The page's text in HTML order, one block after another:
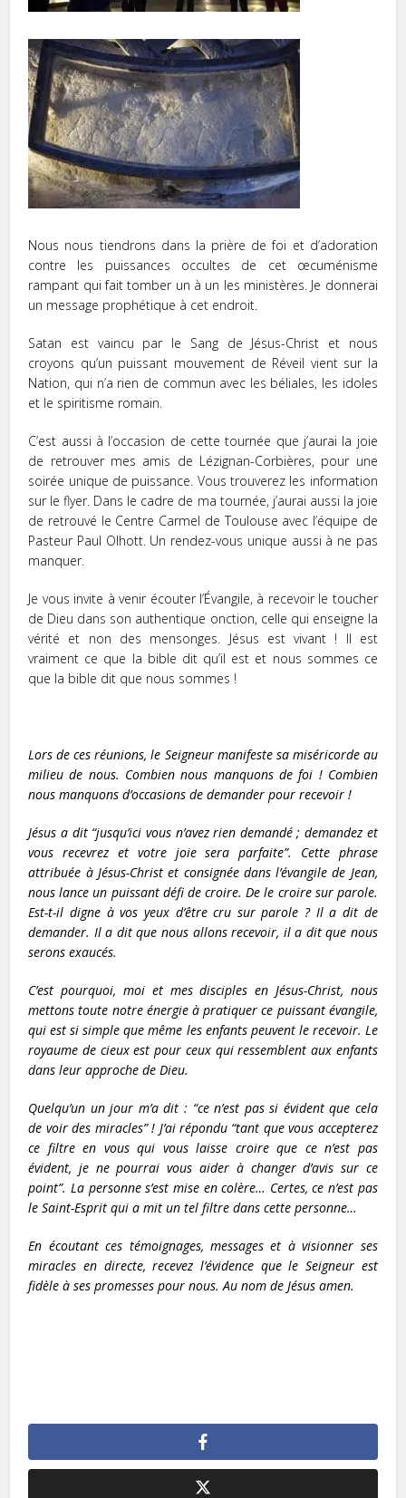
Nous nous tiendrons dans la prière de foi et d’adoration
contre les puissances occultes de cet œcuménisme
rampant qui fait tomber un à un les ministères. Je donnerai
un message prophétique à cet endroit.
Satan est vaincu par le Sang de Jésus-Christ et nous
croyons qu’un puissant mouvement de Réveil vient sur la
Nation, qui n’a rien de commun avec les béliales, les idoles
et le spiritisme romain.
C’est aussi à l’occasion de cette tournée que j’aurai la joie
de retrouver mes amis de Lézignan-Corbières, pour une
soirée unique de puissance. Vous trouverez les information
sur le flyer. Dans le cadre de ma tournée, j’aurai aussi la joie
de retrouvé le Centre Carmel de Toulouse avec l’équipe de
Pasteur Paul Olhott. Un rendez-vous unique aussi à ne pas
manquer.
Je vous invite à venir écouter l’Évangile, à recevoir le toucher
de Dieu dans son authentique onction, celle qui enseigne la
vérité et non des mensonges. Jésus est vivant ! Il est
vraiment ce que la bible dit qu’il est et nous sommes ce
que la bible dit que nous sommes !
Lors de ces réunions, le Seigneur manifeste sa miséricorde au
milieu de nous. Combien nous manquons de foi ! Combien
nous manquons d’occasions de demander pour recevoir !
Jésus a dit “jusqu’ici vous n’avez rien demandé ; demandez et
vous recevrez et votre joie sera parfaite”. Cette phrase
attribuée à Jésus-Christ et consignée dans l’évangile de Jean,
nous lance un puissant défi de croire. De le croire sur parole.
Est-t-il digne à vos yeux d’être cru sur parole ? Il a dit de
demander. Il a dit que nous allons recevoir, il a dit que nous
serons exaucés.
C’est pourquoi, moi et mes disciples en Jésus-Christ, nous
mettons toute notre énergie à pratiquer ce puissant évangile,
qui est si simple que même les enfants peuvent le recevoir. Le
royaume de cieux est pour ceux qui ressemblent aux enfants
dans leur approche de Dieu.
Quelqu’un un jour m’a dit : “ce n’est pas si évident que cela
de voir des miracles” ! J’ai répondu “tant que vous accepterez
ce filtre en vous qui vous laisse croire que ce n’est pas
évident, je ne pourrai vous aider à changer d’avis sur ce
point”. La personne s’est mise en colère… Certes, ce n’est pas
le Saint-Esprit qui a mit un tel filtre dans cette personne…
En écoutant ces témoignages, messages et à visionner ses
miracles en directe, recevez l’évidence que le Seigneur est
fidèle à ses promesses pour nous. Au nom de Jésus amen.